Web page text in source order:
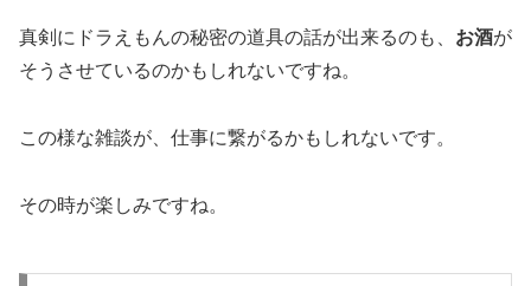
真剣にドラえもんの秘密の道具の話が出来るのも、 お酒が
そうさせているのかもしれないですね。
この様な雑談が、仕事に繋がるかもしれないです。
その時が楽しみですね。